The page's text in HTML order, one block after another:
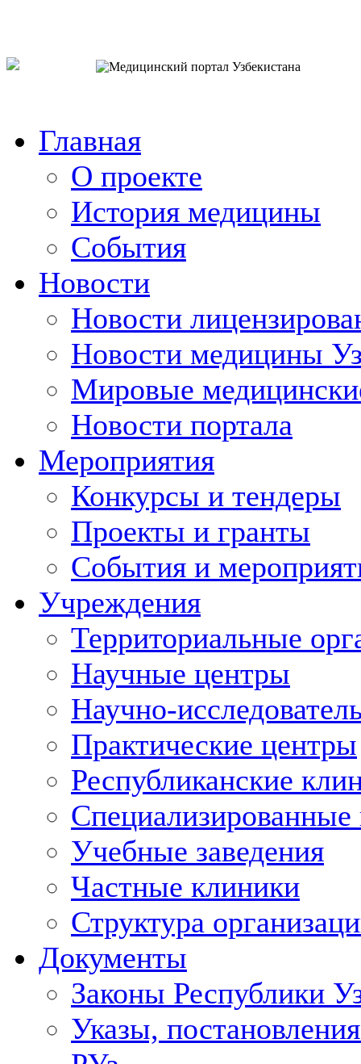
Главная
О проекте
История медицины
События
Новости
Новости
Новости медицины
Мировые
Новости портала
Мероприятия
Конкурсы и тендеры
Проекты и гранты
События и
Учреждения
Территориальные
Научные центры
Научно-
Практические центры
Республиканские
Учебные заведения
Частные клиники
Структура
Документы
Законы Республики
Указы,